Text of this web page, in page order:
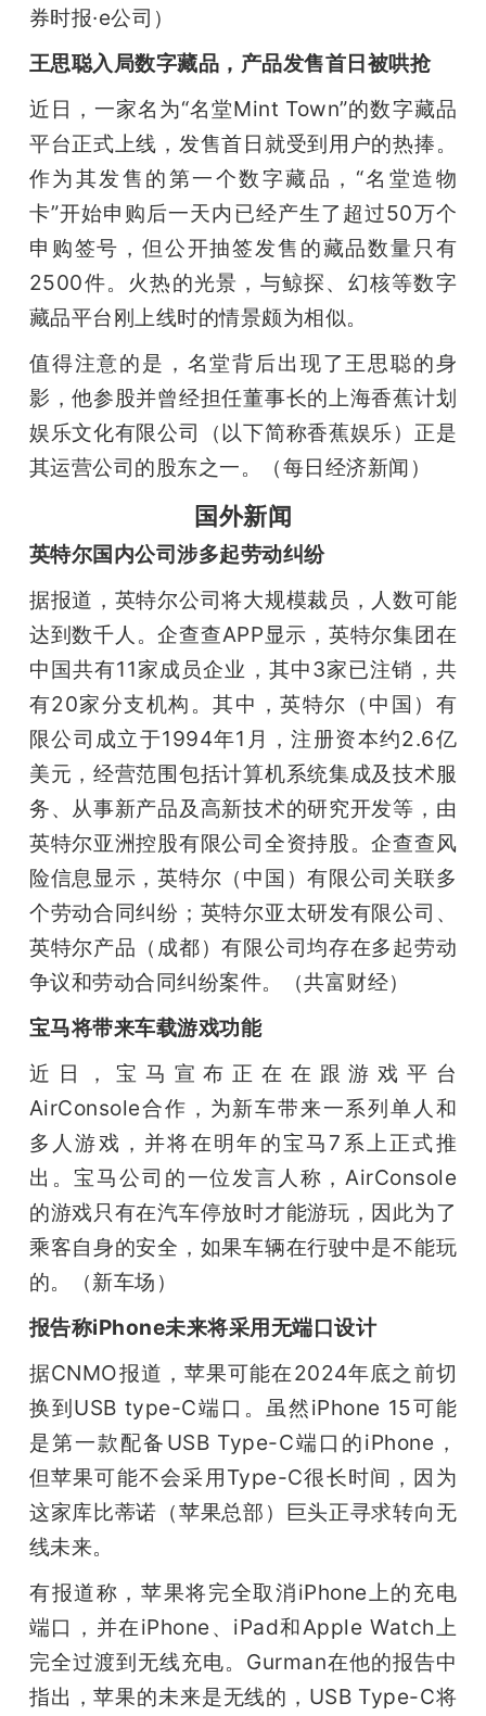
券时报·e公司）
王思聪入局数字藏品，产品发售首日被哄抢
近日，一家名为“名堂Mint Town”的数字藏品
平台正式上线，发售首日就受到用户的热捧。
作为其发售的第一个数字藏品，“名堂造物
卡”开始申购后一天内已经产生了超过50万个
申购签号，但公开抽签发售的藏品数量只有
2500件。火热的光景，与鲸探、幻核等数字
藏品平台刚上线时的情景颇为相似。
值得注意的是，名堂背后出现了王思聪的身
影，他参股并曾经担任董事长的上海香蕉计划
娱乐文化有限公司（以下简称香蕉娱乐）正是
其运营公司的股东之一。（每日经济新闻）
国外新闻
英特尔国内公司涉多起劳动纠纷
据报道，英特尔公司将大规模裁员，人数可能
达到数千人。企查查APP显示，英特尔集团在
中国共有11家成员企业，其中3家已注销，共
有20家分支机构。其中，英特尔（中国）有
限公司成立于1994年1月，注册资本约2.6亿
美元，经营范围包括计算机系统集成及技术服
务、从事新产品及高新技术的研究开发等，由
英特尔亚洲控股有限公司全资持股。企查查风
险信息显示，英特尔（中国）有限公司关联多
个劳动合同纠纷；英特尔亚太研发有限公司、
英特尔产品（成都）有限公司均存在多起劳动
争议和劳动合同纠纷案件。（共富财经）
宝马将带来车载游戏功能
近日，宝马宣布正在在跟游戏平台
AirConsole合作，为新车带来一系列单人和
多人游戏，并将在明年的宝马7系上正式推
出。宝马公司的一位发言人称，AirConsole
的游戏只有在汽车停放时才能游玩，因此为了
乘客自身的安全，如果车辆在行驶中是不能玩
的。（新车场）
报告称iPhone未来将采用无端口设计
据CNMO报道，苹果可能在2024年底之前切
换到USB type-C端口。虽然iPhone 15可能
是第一款配备USB Type-C端口的iPhone，
但苹果可能不会采用Type-C很长时间，因为
这家库比蒂诺（苹果总部）巨头正寻求转向无
线未来。
有报道称，苹果将完全取消iPhone上的充电
端口，并在iPhone、iPad和Apple Watch上
完全过渡到无线充电。Gurman在他的报告中
指出，苹果的未来是无线的，USB Type-C将